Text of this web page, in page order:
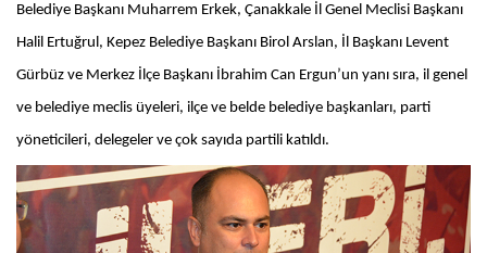
Belediye Başkanı Muharrem Erkek, Çanakkale İl Genel Meclisi Başkanı
Halil Ertuğrul, Kepez Belediye Başkanı Birol Arslan, İl Başkanı Levent
Gürbüz ve Merkez İlçe Başkanı İbrahim Can Ergun’un yanı sıra, il genel
ve belediye meclis üyeleri, ilçe ve belde belediye başkanları, parti
yöneticileri, delegeler ve çok sayıda partili katıldı.